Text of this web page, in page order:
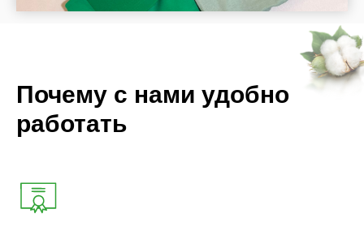
Почему с нами удобно
работать